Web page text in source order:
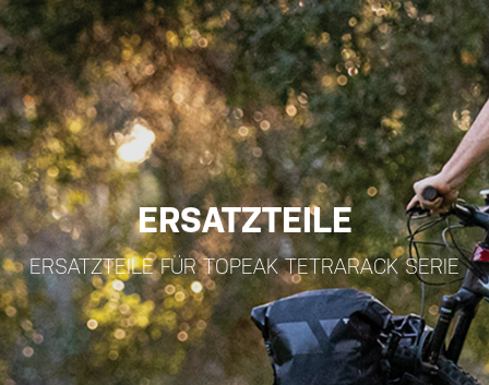
ERSATZTEILE
ERSATZTEILE FÜR TOPEAK TETRARACK SERIE